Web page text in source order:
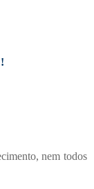
nem todos